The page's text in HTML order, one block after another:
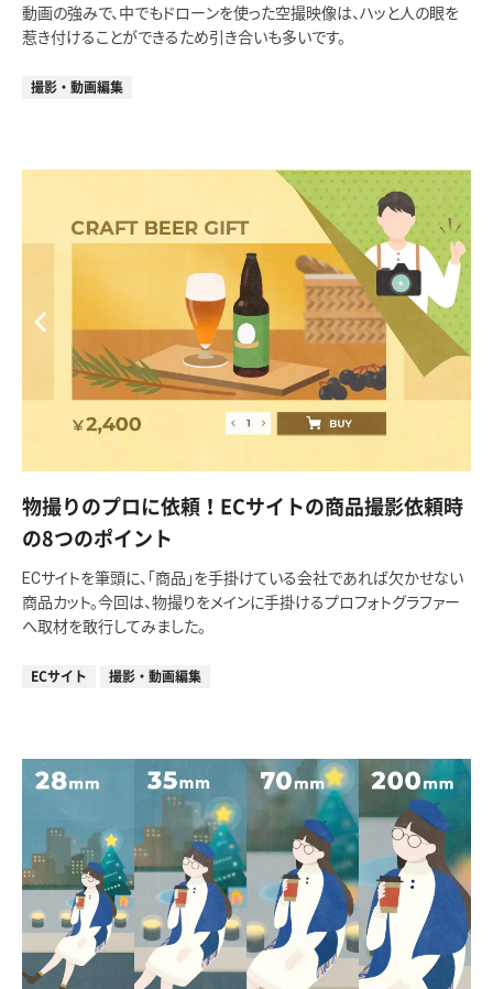
動画の強みで、中でもドローンを使った空撮映像は、ハッと人の眼を
惹き付けることができるため引き合いも多いです。
撮影・動画編集
物撮りのプロに依頼！ECサイトの商品撮影依頼時
の8つのポイント
ECサイトを筆頭に、「商品」を手掛けている会社であれば欠かせない
商品カット。今回は、物撮りをメインに手掛けるプロフォトグラファー
へ取材を敢行してみました。
ECサイト 撮影・動画編集